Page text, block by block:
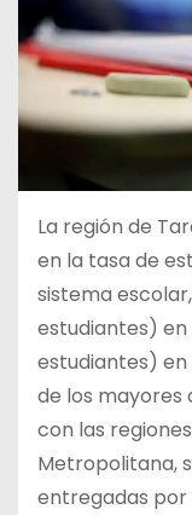
La región de
en la tasa de
sistema escolar,
estudiantes) en
estudiantes) en
de los mayores
con las
Metropolitana,
entregadas por